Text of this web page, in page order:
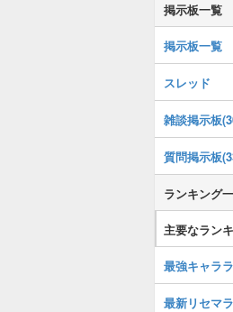
掲示板一覧
掲示板一覧
スレッド
雑談掲示板
質問掲示板
ランキング
主要なラン
最強キャラ
最新リセマ